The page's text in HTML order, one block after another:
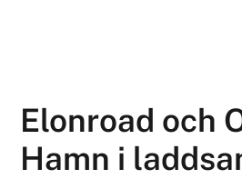
Elonroad och
Hamn i